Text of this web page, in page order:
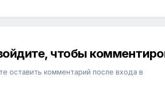
чтобы
оставить комментарий после входа в